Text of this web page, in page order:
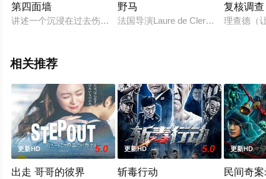
第四面墙
讲述一个沉浸在过去伤痛中的梅花鹿饲养员刘陆（刘陆 饰），
野马
法国导演Laure de Clermont-
复核调查
理查德（
相关推荐
更新HD 5.0
出走 哥哥的彼界
更新HD 5.0
斩毒行动
更新HD
民间奇